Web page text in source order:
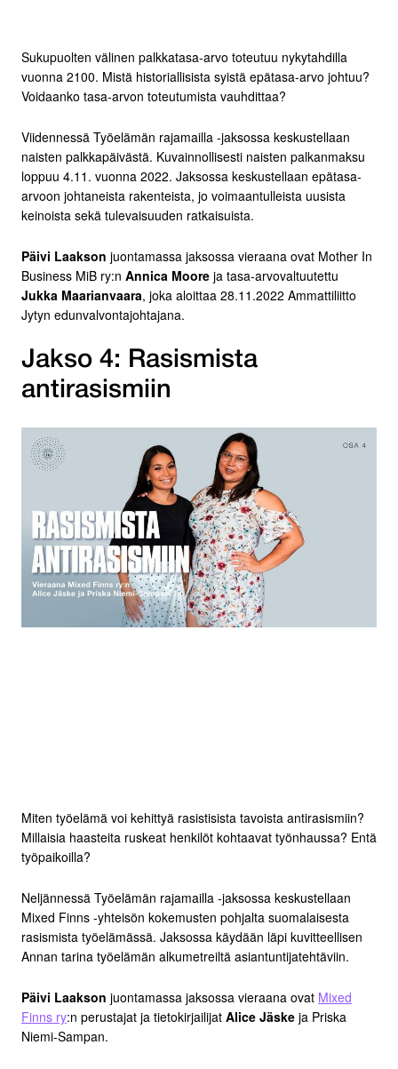
Sukupuolten välinen palkkatasa-arvo toteutuu nykytahdilla
vuonna 2100. Mistä historiallisista syistä epätasa-arvo johtuu?
Voidaanko tasa-arvon toteutumista vauhdittaa?
Viidennessä Työelämän rajamailla -jaksossa keskustellaan
naisten palkkapäivästä. Kuvainnollisesti naisten palkanmaksu
loppuu 4.11. vuonna 2022. Jaksossa keskustellaan epätasa-
arvoon johtaneista rakenteista, jo voimaantulleista uusista
keinoista sekä tulevaisuuden ratkaisuista.
Päivi Laakson juontamassa jaksossa vieraana ovat Mother In
Business MiB ry:n Annica Moore ja tasa-arvovaltuutettu
Jukka Maarianvaara, joka aloittaa 28.11.2022 Ammattiliitto
Jytyn edunvalvontajohtajana.
Jakso 4: Rasismista
antirasismiin
Miten työelämä voi kehittyä rasistisista tavoista antirasismiin?
Millaisia haasteita ruskeat henkilöt kohtaavat työnhaussa? Entä
työpaikoilla?
Neljännessä Työelämän rajamailla -jaksossa keskustellaan
Mixed Finns -yhteisön kokemusten pohjalta suomalaisesta
rasismista työelämässä. Jaksossa käydään läpi kuvitteellisen
Annan tarina työelämän alkumetreiltä asiantuntijatehtäviin.
Päivi Laakson juontamassa jaksossa vieraana ovat Mixed
Finns ry:n perustajat ja tietokirjailijat Alice Jäske ja Priska
Niemi-Sampan.